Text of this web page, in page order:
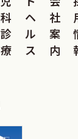
科
診
療
ヘ
ル
ス
社
案
内